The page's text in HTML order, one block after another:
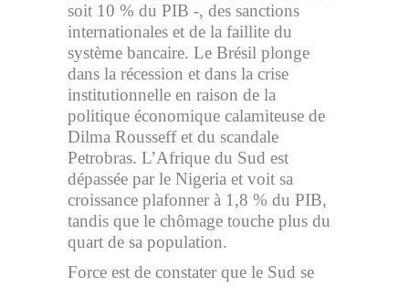
soit 10 % du PIB -, des sanctions
internationales et de la faillite du
système bancaire. Le Brésil plonge
dans la récession et dans la crise
institutionnelle en raison de la
politique économique calamiteuse de
Dilma Rousseff et du scandale
Petrobras. L’Afrique du Sud est
dépassée par le Nigeria et voit sa
croissance plafonner à 1,8 % du PIB,
tandis que le chômage touche plus du
quart de sa population.
Force est de constater que le Sud se